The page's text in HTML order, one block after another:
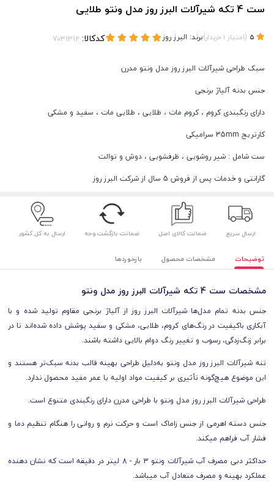
ست 4 تکه شیرآلات البرز روز مدل ونتو طلایی
(امتیاز 1خریدار)برند: البرز روز کدکالا:
سبک طراحی شیرآلات البرز روز مدل ونتو مدرن
جنس بدنه آلیاژ برنجی
دارای رنگبندی کروم ، کروم مات ، طلایی ، طلایی مات ، سفید و مشکی
کارتریج 35mm سرامیکی
ست شامل : شیر روشویی ، ظرفشویی ، دوش و توالت
گارانتی و خدمات پس از فروش 5 سال از شرکت البرز روز
ارسال سریع ضمانت کالای اصل ضمانت بازگشت وجه ارسال به کل کشور
توضیحات مشخصات محصول بازخوردها
مشخصات ست 4 تکه شیرآلات البرز روز مدل ونتو
جنس بدنه تمام مدل‌ها شیرآلات البرز روز از آلیاژ برنجی مقاوم تولید شده و با
آبکاری باکیفیت در رنگ‌های کروم، طلایی، مشکی و سفید پوشش داده شده‌اند تا در
برابر زنگ‌زدگی، رسوب و تغییر رنگ دوام بالایی داشته باشند.
تنه‌ شیرآلات البرز روز مدل ونتو به‌دلیل طراحی بهینه قالب بدنه سبک‌تر هستند و
این موضوع هیچ‌گونه تأثیری بر کیفیت مواد اولیه یا عمر مفید محصول ندارد.
طراحی شیرآلات البرز روز مدل ونتو با طراحی مدرن دارای رنگبندی متنوع است.
جنس دسته اهرمی از جنس زاماک است و حرکت نرم و روانی را هنگام تنظیم دما و
فشار آب فراهم میکند.
حداکثر دبی مصرف آب شیرآلات ونتو 3 بار - 8 لیتر در دقیقه است که نشان دهنده
عملکرد بهینه و مصرف متعادل آب میباشد.